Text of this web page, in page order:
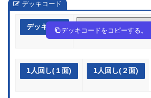
デッキコード
デッキ作成 ypRM2y-eOKg8y-EEpSpy
デッキコードをコピーする。
1人回し(１面) 1人回し(２面)